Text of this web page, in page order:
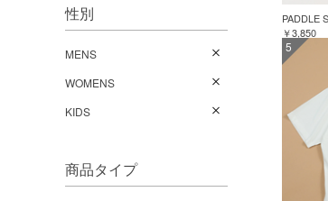
性別
MENS
WOMENS
KIDS
商品タイプ
PADDLE
￥3,850
5